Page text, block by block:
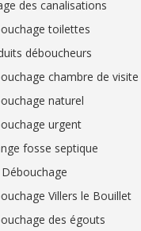
des canalisations
toilettes
déboucheurs
chambre de visite
naturel
urgent
fosse septique
Villers le Bouillet
des égouts